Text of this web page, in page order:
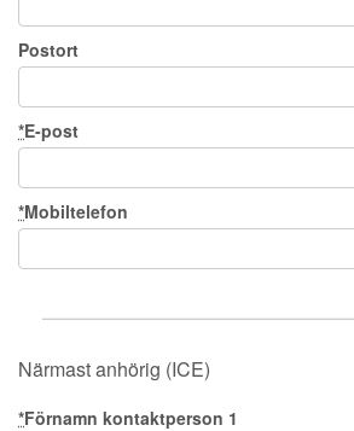
Postort
*E-post
*Mobiltelefon
Närmast anhörig (ICE)
*Förnamn kontaktperson 1